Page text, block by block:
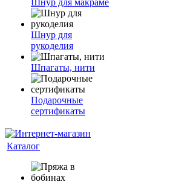
Шнур для
рукоделия
Шпагаты, нити
Подарочные
сертификаты
Каталог